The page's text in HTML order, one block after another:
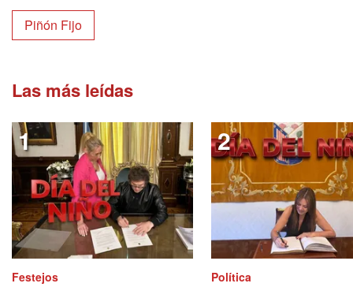
Piñón Fijo
Las más leídas
Festejos Política